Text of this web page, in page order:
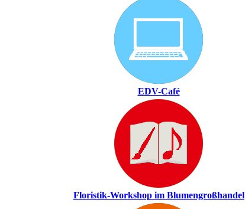
EDV-Café
Floristik-Workshop im Blumengroßhandel